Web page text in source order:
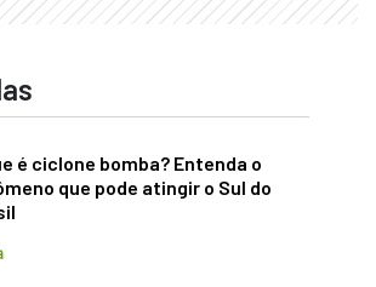
é ciclone bomba? Entenda o
que pode atingir o Sul do